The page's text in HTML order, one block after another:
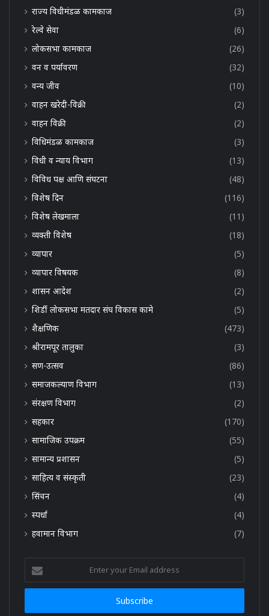
राज्य विधीमंडळ कामकाज
(3)
रेल्वे सेवा
(6)
लोकसभा कामकाज
(26)
वन व पर्यावरण
(32)
वन्य जीव
(10)
वाहन खरेदी-विक्री
(2)
वाहन विक्री
(2)
विधिमंडळ कामकाज
(3)
विधी व न्याय विभाग
(13)
विविध पक्ष आणि संघटना
(48)
विशेष दिन
(116)
विशेष लेखमाला
(11)
व्यक्ती विशेष
(18)
व्यापार
(5)
व्यापार विषयक
(8)
शासन आदेश
(2)
शिर्डी लोकसभा मतदार संघ विकास कामे
(5)
शैक्षणिक
(473)
श्रीरामपूर तालुका
(3)
सण-उत्सव
(86)
समाजकल्याण विभाग
(13)
संरक्षण विभाग
(2)
सहकार
(170)
सामाजिक उपक्रम
(55)
सामान्य प्रशासन
(5)
साहित्य व संस्कृती
(23)
सिंचन
(4)
स्पर्धा
(4)
हवामान विभाग
(7)
your
Email